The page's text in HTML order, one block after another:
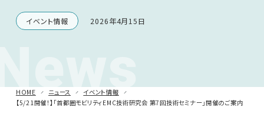
イベント情報 2026年4月15日
HOME ニュース
イベント情報
【5/21開催！】「首都圏モビリティEMC技術研究会 第7回技術セミナー」開催のご案内
雷サージ試験器